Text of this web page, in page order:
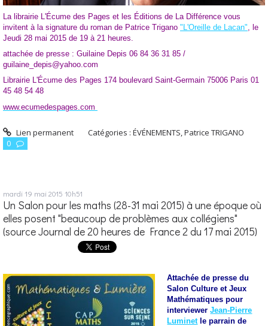
La librairie L'Écume des Pages et les Éditions de La Différence vous
invitent à la signature du roman de Patrice Trigano "L'Oreille de Lacan", le
Jeudi 28 mai 2015 de 19 à 21 heures.
attachée de presse : Guilaine Depis 06 84 36 31 85 /
guilaine_depis@yahoo.com
Librairie L'Écume des Pages 174 boulevard Saint-Germain 75006 Paris 01
45 48 54 48
www.ecumedespages.com
Lien permanent Catégories :ÉVÉNEMENTS,Patrice TRIGANO
0
mardi 19 mai 2015 10h51
Un Salon pour les maths (28-31 mai 2015) à une époque où
elles posent "beaucoup de problèmes aux collégiens"
(source Journal de 20 heures de France 2 du 17 mai 2015)
Attachée de presse du
Salon Culture et Jeux
Mathématiques pour
interviewerJean-Pierre
Luminet le parrain de